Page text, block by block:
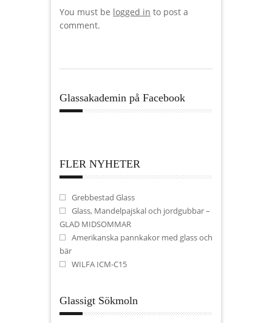
You must be logged in to post a
comment.
Glassakademin på Facebook
FLER NYHETER
Grebbestad Glass
Glass, Mandelpajskal och jordgubbar –
GLAD MIDSOMMAR
Amerikanska pannkakor med glass och
bär
WILFA ICM-C15
Glassigt Sökmoln